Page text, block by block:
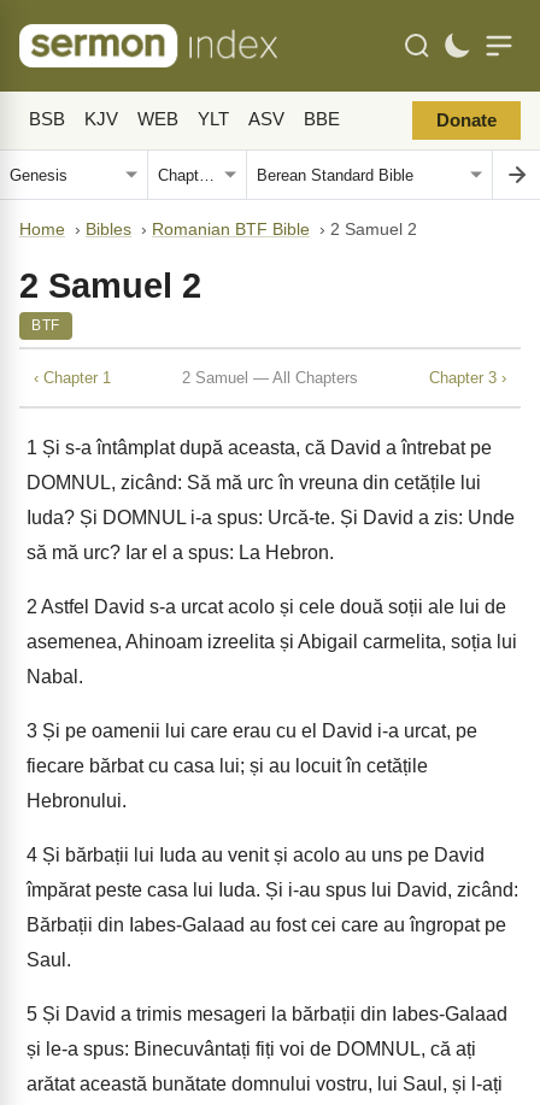
BSB KJV WEB YLT ASV BBE Donate
Home › Bibles › Romanian BTF Bible › 2 Samuel 2
2 Samuel 2
BTF
‹ Chapter 1 2 Samuel — All Chapters Chapter 3 ›
1 Și s-a întâmplat după aceasta, că David a întrebat pe
DOMNUL, zicând: Să mă urc în vreuna din cetățile lui
Iuda? Și DOMNUL i-a spus: Urcă-te. Și David a zis: Unde
să mă urc? Iar el a spus: La Hebron.
2 Astfel David s-a urcat acolo și cele două soții ale lui de
asemenea, Ahinoam izreelita și Abigail carmelita, soția lui
Nabal.
3 Și pe oamenii lui care erau cu el David i-a urcat, pe
fiecare bărbat cu casa lui; și au locuit în cetățile
Hebronului.
4 Și bărbații lui Iuda au venit și acolo au uns pe David
împărat peste casa lui Iuda. Și i-au spus lui David, zicând:
Bărbații din Iabes-Galaad au fost cei care au îngropat pe
Saul.
5 Și David a trimis mesageri la bărbații din Iabes-Galaad
și le-a spus: Binecuvântați fiți voi de DOMNUL, că ați
arătat această bunătate domnului vostru, lui Saul, și l-ați